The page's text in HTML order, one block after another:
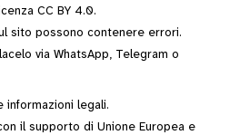
CC BY 4.0.
sito possono contenere errori.
via WhatsApp, Telegram o
informazioni legali.
il supporto di Unione Europea e